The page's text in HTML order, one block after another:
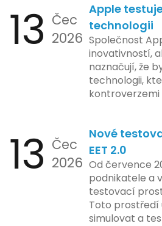
by se
13 Čec
2026
Apple
technologii
Společnost
inovativností,
naznačují, že
technologii,
kontroverzemi
mohla
limity na
Tato
pokročilé
aktivit, což
soukromí a
13 Čec
2026
Nové
EET 2.0
Od července
podnikatele a
testovací
Toto prostředí
simulovat a